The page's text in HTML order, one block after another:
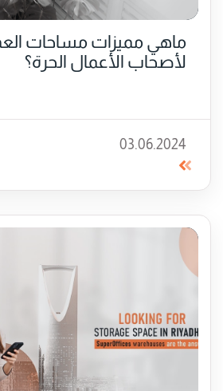
ماهي مميزات مساحات
لأصحاب الأعمال الحرة؟
03.06.2024